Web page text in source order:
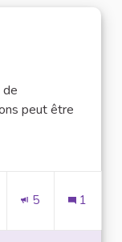
de
peut être
Inclusion
5 1